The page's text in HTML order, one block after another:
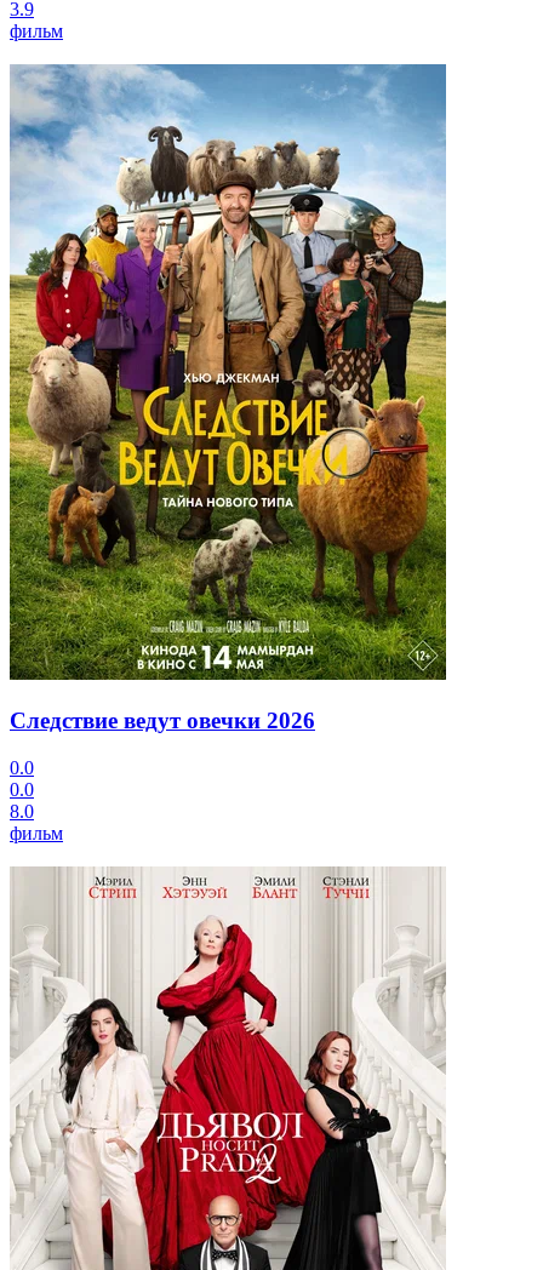
3.9
фильм
Следствие ведут овечки 2026
0.0
0.0
8.0
фильм